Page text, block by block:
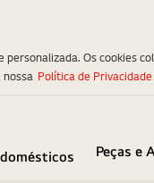
Peças e
Os
nossa Política de